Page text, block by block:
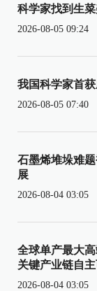
科学家找到生
2026-08-05 09:24
我国科学家首
2026-08-05 07:40
石墨烯堆垛难
展
2026-08-04 03:05
全球单产最大
关键产业链自
2026-08-04 03:05